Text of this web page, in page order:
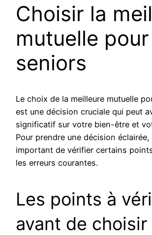
Choisir la
mutuelle
seniors
Le choix de la meilleure mutuelle
est une décision cruciale qui peut
significatif sur votre bien-être et
Pour prendre une décision
important de vérifier certains
les erreurs courantes.
Les points à
avant de choisir